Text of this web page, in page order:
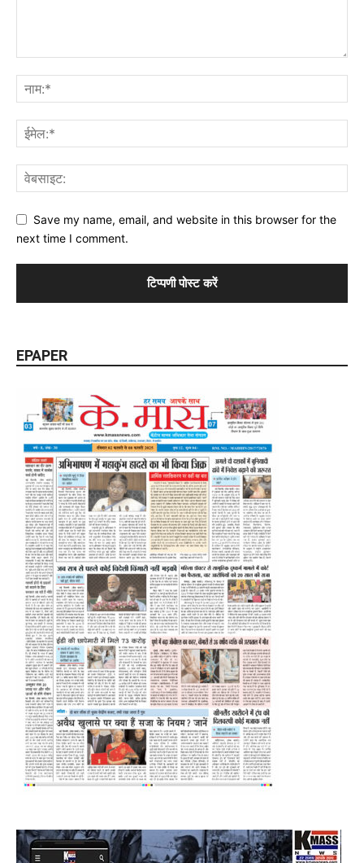
Save my name, email, and website in this browser for the
next time I comment.
EPAPER